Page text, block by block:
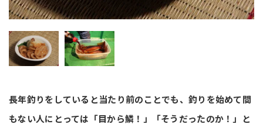
長年釣りをしていると当たり前のことでも、釣りを始めて間
もない人にとっては「目から鱗！」「そうだったのか！」と